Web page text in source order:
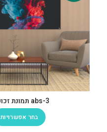
abs-3 תמונת זכוכית
בחר אפשרויות